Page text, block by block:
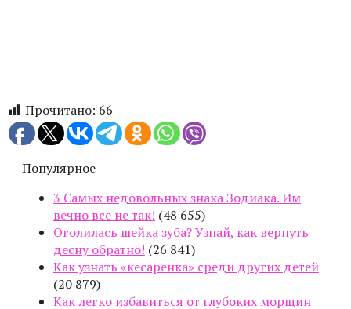
Прочитано: 66
Популярное
3 Самых недовольных знака Зодиака. Им
вечно все не так! (48 655)
Оголилась шейка зуба? Узнай, как вернуть
десну обратно! (26 841)
Как узнать «кесаренка» среди других детей
(20 879)
Как легко избавиться от глубоких морщин